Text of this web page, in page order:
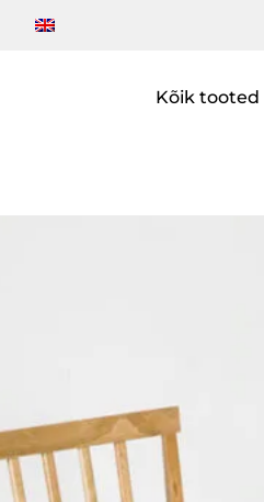
Kõik tooted